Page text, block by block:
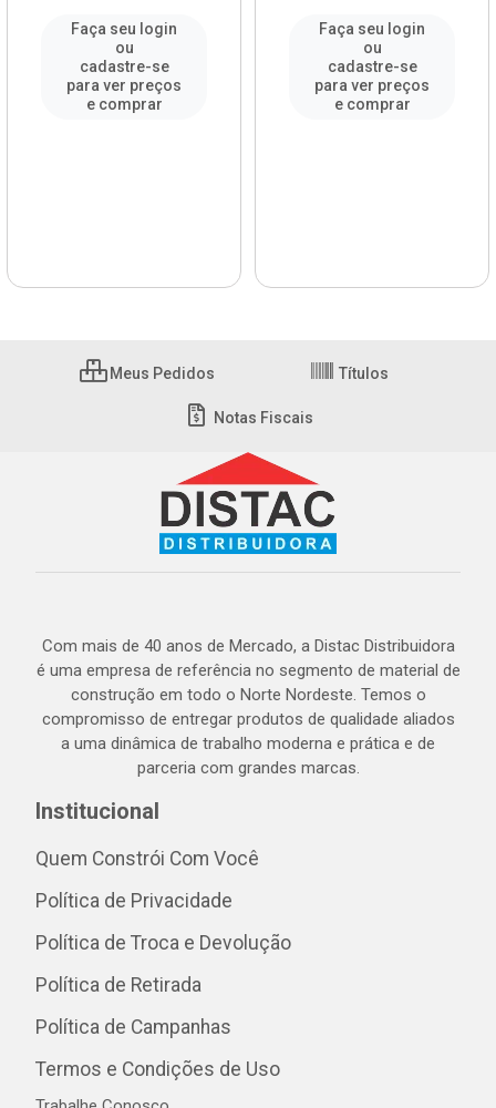
Faça seu login
ou
cadastre-se
para ver preços
e comprar
Faça seu login
ou
cadastre-se
para ver preços
e comprar
Meus Pedidos Títulos
Notas Fiscais
Com mais de 40 anos de Mercado, a Distac Distribuidora
é uma empresa de referência no segmento de material de
construção em todo o Norte Nordeste. Temos o
compromisso de entregar produtos de qualidade aliados
a uma dinâmica de trabalho moderna e prática e de
parceria com grandes marcas.
Institucional
Quem Constrói Com Você
Política de Privacidade
Política de Troca e Devolução
Política de Retirada
Política de Campanhas
Termos e Condições de Uso